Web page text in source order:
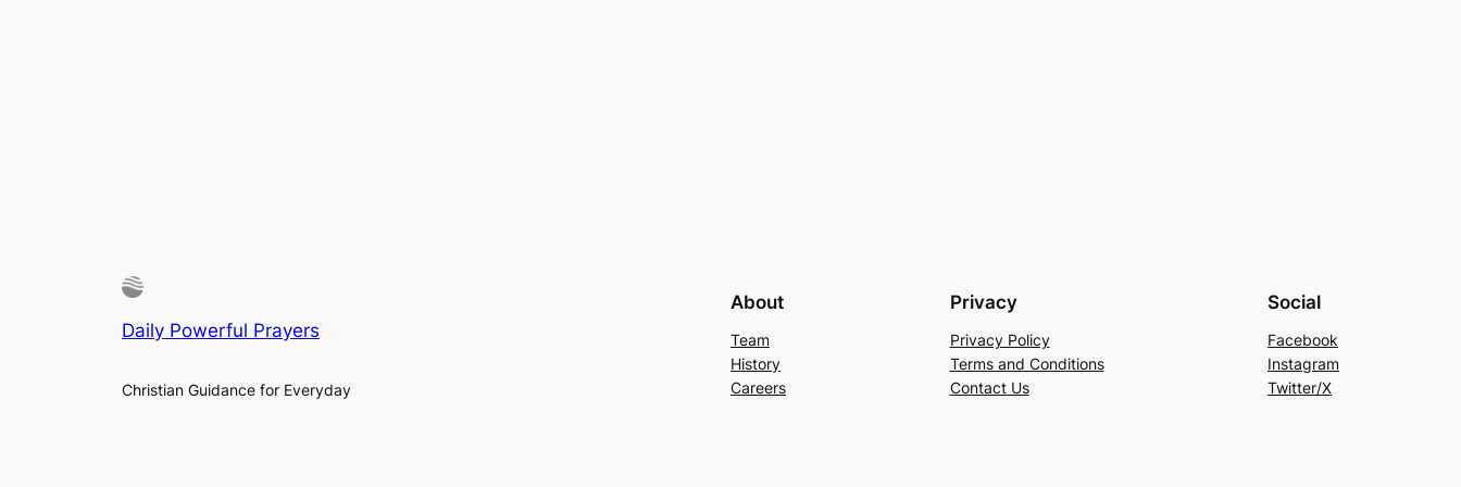
Daily Powerful Prayers
Christian Guidance for Everyday
About
Team
History
Careers
Privacy
Privacy Policy
Terms and Conditions
Contact Us
Social
Facebook
Instagram
Twitter/X